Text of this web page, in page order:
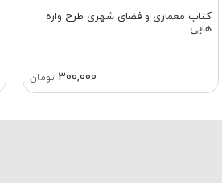
کتاب معماری و فضای شهری طرح‌ واره‌
هایی...
300,000 تومان